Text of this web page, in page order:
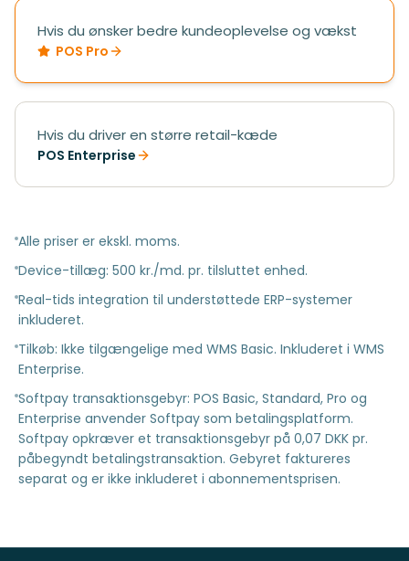
Hvis du ønsker bedre kundeoplevelse og vækst
POS Pro
Hvis du driver en større retail-kæde
POS Enterprise
Alle priser er ekskl. moms.
Device-tillæg: 500 kr./md. pr. tilsluttet enhed.
Real-tids integration til understøttede ERP-systemer
inkluderet.
Tilkøb: Ikke tilgængelige med WMS Basic. Inkluderet i WMS
Enterprise.
Softpay transaktionsgebyr: POS Basic, Standard, Pro og
Enterprise anvender Softpay som betalingsplatform.
Softpay opkræver et transaktionsgebyr på 0,07 DKK pr.
påbegyndt betalingstransaktion. Gebyret faktureres
separat og er ikke inkluderet i abonnementsprisen.